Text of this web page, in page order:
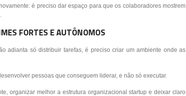
é preciso dar espaço para que os colaboradores mostrem
FORTES E AUTÔNOMOS
adianta só distribuir tarefas, é preciso criar um ambiente onde as
pessoas que conseguem liderar, e não só executar.
organizar melhor a estrutura organizacional startup e deixar claro